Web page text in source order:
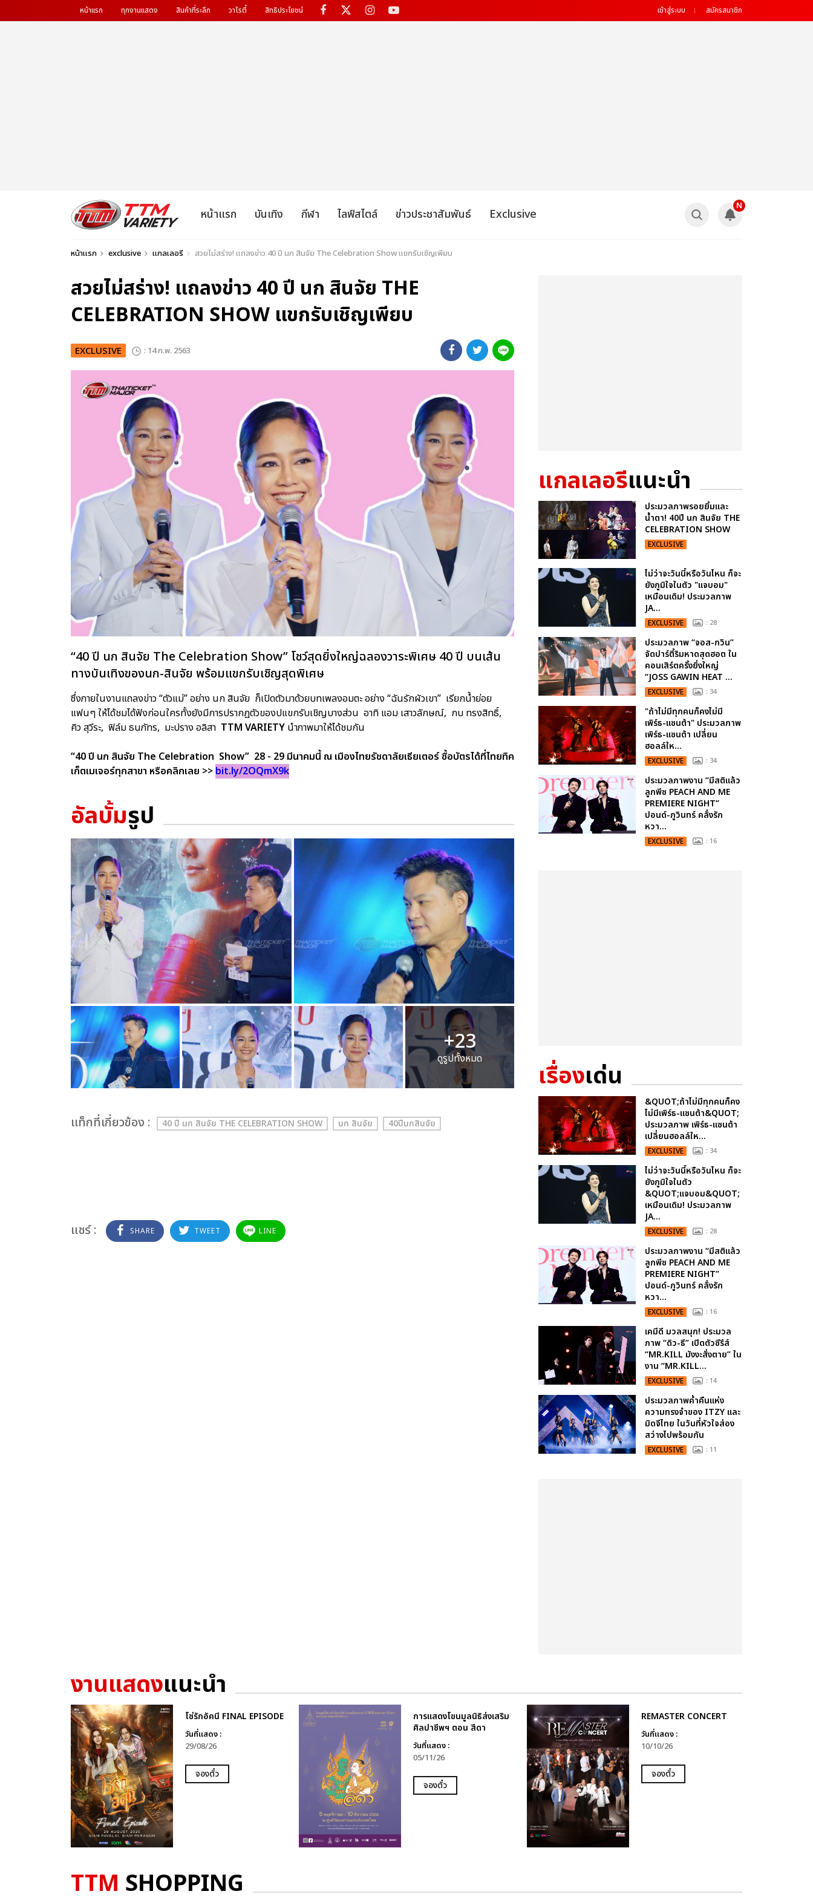
หน้าแรก ทุกงานแสดง สินค้าที่ระลึก วาไรตี้ สิทธิประโยชน์ เข้าสู่ระบบ สมัครสมาชิก
หน้าแรก บันเทิง กีฬา ไลฟ์สไตล์ ข่าวประชาสัมพันธ์ Exclusive
N
หน้าแรก exclusive แกลเลอรี สวยไม่สร่าง! แถลงข่าว 40 ปี นก สินจัย The Celebration Show แขกรับเชิญเพียบ
สวยไม่สร่าง! แถลงข่าว 40 ปี นก สินจัย THE
CELEBRATION SHOW แขกรับเชิญเพียบ
EXCLUSIVE : 14 ก.พ. 2563
“40 ปี นก สินจัย The Celebration Show” โชว์สุดยิ่งใหญ่ฉลองวาระพิเศษ 40 ปี บนเส้น
ทางบันเทิงของนก-สินจัย พร้อมแขกรับเชิญสุดพิเศษ
ซึ่งภายในงานแถลงข่าว “ตัวแม่” อย่าง นก สินจัย ก็เปิดตัวมาด้วยบทเพลงอมตะ อย่าง “ฉันรักผัวเขา” เรียกน้ำย่อย
แฟนๆ ให้ได้ชมได้ฟังก่อนใครทั้งยังมีการปรากฏตัวของปแขกรับเชิญบางส่วน อาทิ แอม เสาวลักษณ์, กบ ทรงสิทธิ์,
คิว สุวีระ, ฟิล์ม ธนภัทร, มะปราง อลิสา TTM VARIETY นำภาพมาให้ได้ชมกัน
“40 ปี นก สินจัย The Celebration Show” 28 - 29 มีนาคมนี้ ณ เมืองไทยรัชดาลัยเธียเตอร์ ซื้อบัตรได้ที่ไทยทิค
เก็ตเมเจอร์ทุกสาขา หรือคลิกเลย >> bit.ly/2OQmX9k
อัลบั้มรูป
+23
ดูรูปทั้งหมด
เเท็กที่เกี่ยวข้อง : 40 ปี นก สินจัย THE CELEBRATION SHOW นก สินจัย 40ปีนกสินจัย
แชร์ : SHARE TWEET LINE
แกลเลอรีแนะนำ
ประมวลภาพรอยยิ้มและ
น้ำตา! 40ปี นก สินจัย THE
CELEBRATION SHOW
EXCLUSIVE
ไม่ว่าจะวันนี้หรือวันไหน ก็จะ
ยังภูมิใจในตัว "แจบอม"
เหมือนเดิม! ประมวลภาพ
JA...
EXCLUSIVE : 28
ประมวลภาพ “จอส-กวิน”
จัดปาร์ตี้ริมหาดสุดฮอต ใน
คอนเสิร์ตครั้งยิ่งใหญ่
“JOSS GAWIN HEAT ...
EXCLUSIVE : 34
"ถ้าไม่มีทุกคนก็คงไม่มี
เพิร์ธ-แซนต้า" ประมวลภาพ
เพิร์ธ-แซนต้า เปลี่ยน
ฮอลล์ให...
EXCLUSIVE : 34
ประมวลภาพงาน “มีสติแล้ว
ลูกพีช PEACH AND ME
PREMIERE NIGHT”
ปอนด์-ภูวินทร์ คลั่งรัก
หวา...
EXCLUSIVE : 16
เรื่องเด่น
&QUOT;ถ้าไม่มีทุกคนก็คง
ไม่มีเพิร์ธ-แซนต้า&QUOT;
ประมวลภาพ เพิร์ธ-แซนต้า
เปลี่ยนฮอลล์ให...
EXCLUSIVE : 34
ไม่ว่าจะวันนี้หรือวันไหน ก็จะ
ยังภูมิใจในตัว
&QUOT;แจบอม&QUOT;
เหมือนเดิม! ประมวลภาพ
JA...
EXCLUSIVE : 28
ประมวลภาพงาน “มีสติแล้ว
ลูกพีช PEACH AND ME
PREMIERE NIGHT”
ปอนด์-ภูวินทร์ คลั่งรัก
หวา...
EXCLUSIVE : 16
เคมีดี มวลสนุก! ประมวล
ภาพ “ดิว-ธี” เปิดตัวซีรีส์
“MR.KILL มังงะสั่งตาย” ใน
งาน “MR.KILL...
EXCLUSIVE : 14
ประมวลภาพค่ำคืนแห่ง
ความทรงจำของ ITZY และ
มิดจีไทย ในวันที่หัวใจส่อง
สว่างไปพร้อมกัน
EXCLUSIVE : 11
งานแสดงแนะนำ
โซ่รักอัคนี FINAL EPISODE
วันที่แสดง :
29/08/26
จองตั๋ว
การแสดงโขนมูลนิธิส่งเสริม
ศิลปาชีพฯ ตอน สีดา
วันที่แสดง :
05/11/26
จองตั๋ว
REMASTER CONCERT
วันที่แสดง :
10/10/26
จองตั๋ว
TTM SHOPPING